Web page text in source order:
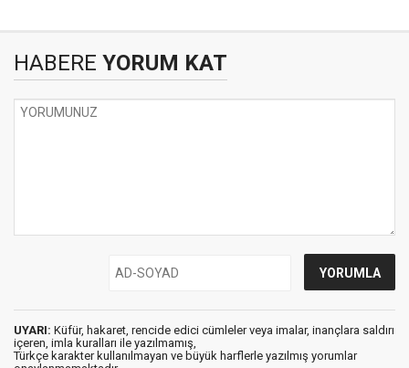
HABERE YORUM KAT
UYARI: Küfür, hakaret, rencide edici cümleler veya imalar, inançlara saldırı
içeren, imla kuralları ile yazılmamış,
Türkçe karakter kullanılmayan ve büyük harflerle yazılmış yorumlar